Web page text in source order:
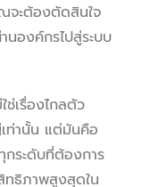
จะต้องตัดสินใจ
นองค์กรไปสู่ระบบ
ใช่เรื่องไกลตัว
ท่านั้น แต่มันคือ
กระดับที่ต้องการ
ทธิภาพสูงสุดใน